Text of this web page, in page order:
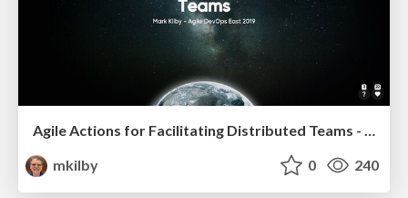
Agile Actions for Facilitating Distributed Teams - ADO2019
mkilby
0 240